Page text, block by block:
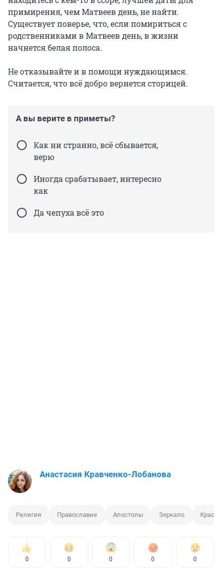
примирения, чем Матвеев день, не найти.
Существует поверье, что, если помириться с
родственниками в Матвеев день, в жизни
начнется белая полоса.
Не отказывайте и в помощи нуждающимся.
Считается, что всё добро вернется сторицей.
А вы верите в приметы?
Как ни странно, всё сбывается,
верю
Иногда срабатывает, интересно
как
Да чепуха всё это
Анастасия Кравченко-Лобанова
Религия Православие Апостолы Зеркало
0 0 0 0 0